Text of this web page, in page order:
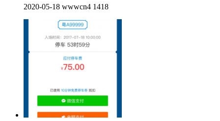
2020-05-18 wwwcn4 1418